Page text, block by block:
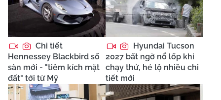
Chi tiết
Hennessey Blackbird số
sàn mới - "tiêm kích mặt
đất" tới từ Mỹ
Hyundai Tucson
2027 bất ngờ nổ lốp khi
chạy thử, hé lộ nhiều chi
tiết mới